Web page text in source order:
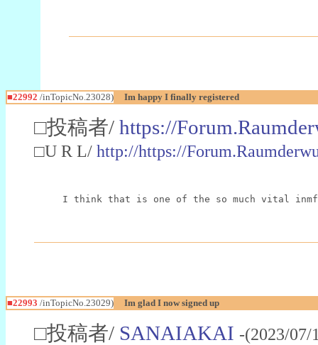
■22992 /inTopicNo.23028) Im happy I finally registered
□投稿者/ https://
□U R L/ http://https://
I think that is one of the so much vital
■22993 /inTopicNo.23029) Im glad I now signed up
□投稿者/ SANAIAKAI -(2023/